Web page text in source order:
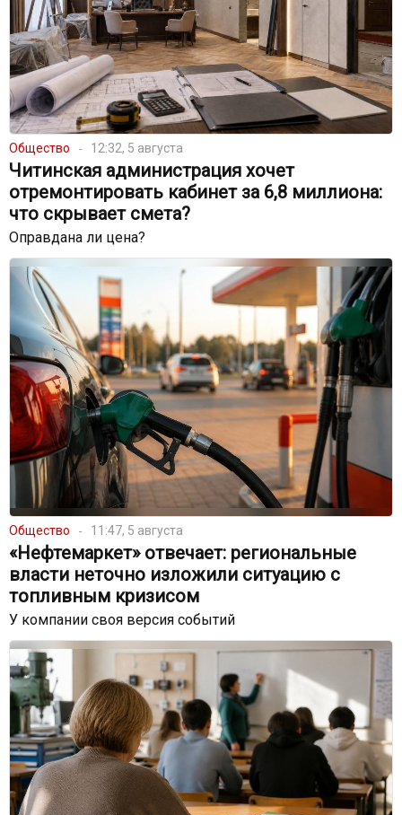
Общество 12:32, 5 августа
Читинская администрация хочет
отремонтировать кабинет за 6,8 миллиона:
что скрывает смета?
Оправдана ли цена?
Общество 11:47, 5 августа
«Нефтемаркет» отвечает: региональные
власти неточно изложили ситуацию с
топливным кризисом
У компании своя версия событий